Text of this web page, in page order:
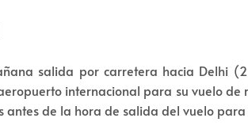
salida por carretera hacia Delhi
internacional para su vuelo de
antes de la hora de salida del vuelo